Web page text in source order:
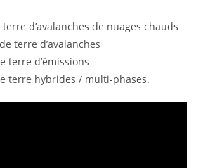
d’avalanches de nuages ​​chauds
terre d’avalanches
terre d’émissions
terre hybrides / multi-phases.